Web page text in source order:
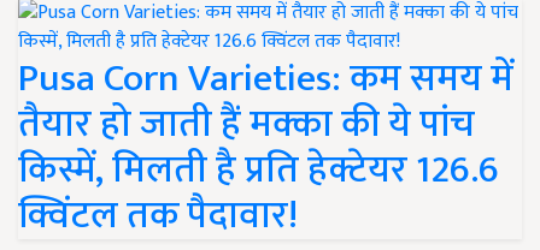
Pusa Corn Varieties: कम समय में
तैयार हो जाती हैं मक्का की ये पांच
किस्में, मिलती है प्रति हेक्टेयर 126.6
क्विंटल तक पैदावार!